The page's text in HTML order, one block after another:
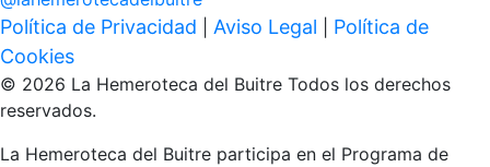
Política de Privacidad Aviso Legal
Política de
Cookies
© 2026 La Hemeroteca del Buitre Todos los derechos
reservados.
La Hemeroteca del Buitre participa en el Programa de